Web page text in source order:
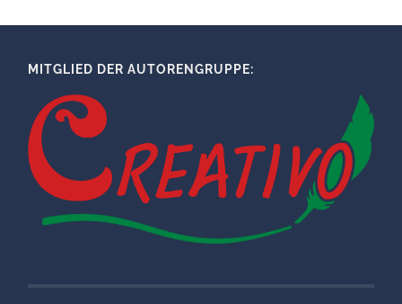
MITGLIED DER AUTORENGRUPPE: